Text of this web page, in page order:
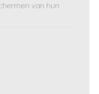
van hun